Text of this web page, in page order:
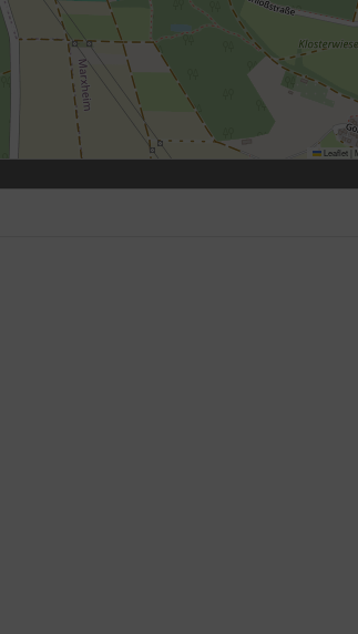
Leaflet